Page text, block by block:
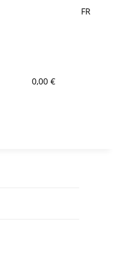
FR
0,00 €